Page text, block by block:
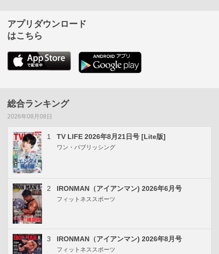
アプリダウンロード
はこちら
総合ランキング
2026年08月08日
1 TV LIFE 2026年8月21日号 [Lite版]
ワン・パブリッシング
2 IRONMAN（アイアンマン) 2026年6月号
フィットネススポーツ
3 IRONMAN（アイアンマン) 2026年8月号
フィットネススポーツ